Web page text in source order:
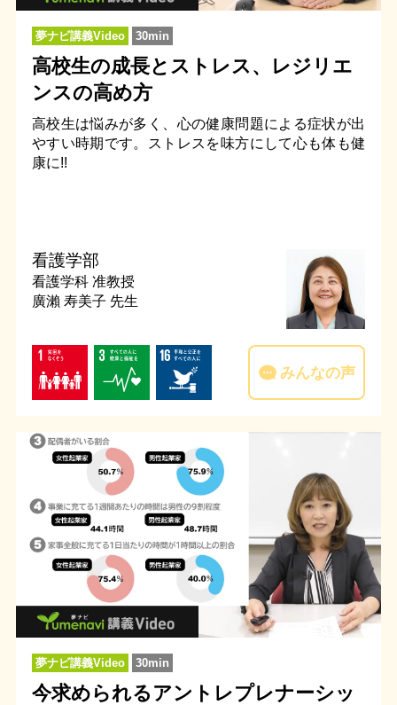
夢ナビ講義Video 30min
高校生の成長とストレス、レジリエ
ンスの高め方
高校生は悩みが多く、心の健康問題による症状が出
やすい時期です。ストレスを味方にして心も体も健
康に!!
看護学部
看護学科 准教授
廣瀨 寿美子 先生
みんなの声
夢ナビ講義Video 30min
今求められるアントレプレナーシッ